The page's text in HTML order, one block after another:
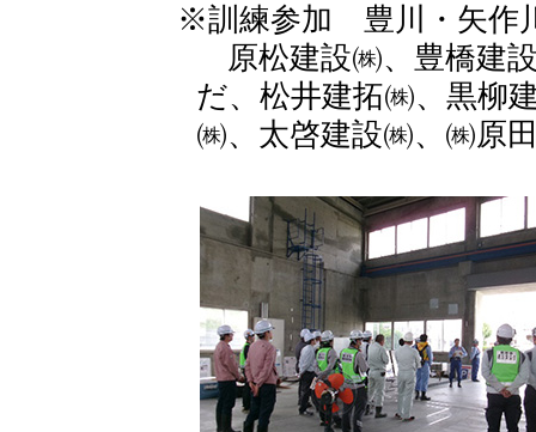
※訓練参加 豊川・矢作
原松建設㈱、豊橋建
だ、松井建拓㈱、黒柳
㈱、太啓建設㈱、㈱原